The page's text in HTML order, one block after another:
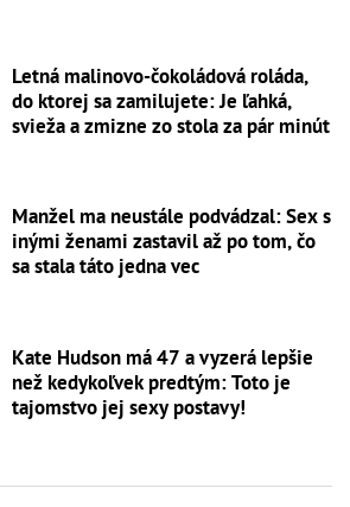
Letná malinovo-čokoládová roláda,
do ktorej sa zamilujete: Je ľahká,
svieža a zmizne zo stola za pár minút
Manžel ma neustále podvádzal: Sex s
inými ženami zastavil až po tom, čo
sa stala táto jedna vec
Kate Hudson má 47 a vyzerá lepšie
než kedykoľvek predtým: Toto je
tajomstvo jej sexy postavy!